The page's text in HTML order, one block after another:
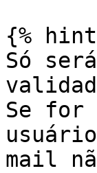
{%
Só
Se for
mail